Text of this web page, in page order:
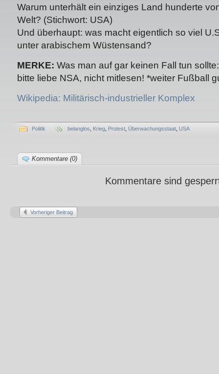
Warum unterhält ein einziges Land hunderte
Welt? (Stichwort: USA)
Und überhaupt: was macht eigentlich so viel
unter arabischem Wüstensand?
MERKE: Was man auf gar keinen Fall tun
bitte liebe NSA, nicht mitlesen! *weiter Fußball
Wikipedia: Militärisch-industrieller Komplex
Politik belanglos Krieg Protest Überwachungsstaat USA
Kommentare (0)
Kommentare sind
Vorheriger Beitrag